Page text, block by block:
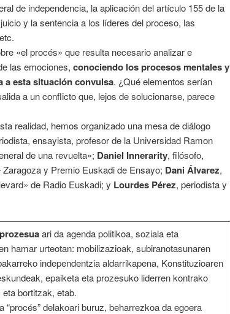
de independencia, la aplicación del artículo 155 de la
y la sentencia a los líderes del proceso, las
«el procés» que resulta necesario analizar e
las emociones, conociendo los procesos mentales y
a esta situación convulsa. ¿Qué elementos serían
a un conflicto que, lejos de solucionarse, parece
realidad, hemos organizado una mesa de diálogo
ensayista, profesor de la Universidad Ramon
de una revuelta»; Daniel Innerarity, filósofo,
y Premio Euskadi de Ensayo; Dani Álvarez,
de Radio Euskadi; y Lourdes Pérez, periodista y
ari da agenda politikoa, soziala eta
hamar urteotan: mobilizazioak, subiranotasunaren
independentzia aldarrikapena, Konstituzioaren
epaiketa eta prozesuko liderren kontrako
bortitzak, etab.
“procés” delakoari buruz, beharrezkoa da egoera